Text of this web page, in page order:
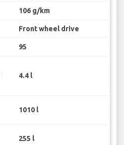
106 g/km
Front wheel drive
95
4.4 l
1010 l
255 l